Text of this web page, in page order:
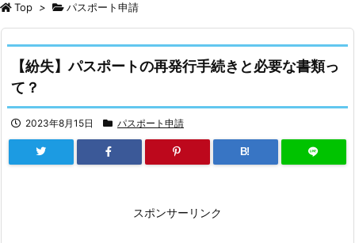
Top > パスポート申請
【紛失】パスポートの再発行手続きと必要な書類っ
て？
2023年8月15日 パスポート申請
B!
スポンサーリンク